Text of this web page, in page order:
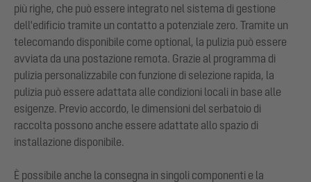
più righe, che può essere integrato nel sistema di gestione
dell'edificio tramite un contatto a potenziale zero. Tramite un
telecomando disponibile come optional, la pulizia può essere
avviata da una postazione remota. Grazie al programma di
pulizia personalizzabile con funzione di selezione rapida, la
pulizia può essere adattata alle condizioni locali in base alle
esigenze. Previo accordo, le dimensioni del serbatoio di
raccolta possono anche essere adattate allo spazio di
installazione disponibile.
È possibile anche la consegna in singoli componenti e la